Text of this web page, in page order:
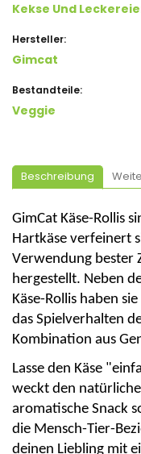
Kekse Und
Hersteller:
Gimcat
Bestandteile:
Veggie
Beschreibung
GimCat Käse-Rollis
Hartkäse verfeinert
Verwendung bester
hergestellt. Neben
Käse-Rollis haben
das Spielverhalten
Kombination aus
Lasse den Käse
weckt den
aromatische Snack
die Mensch-Tier-
deinen Liebling mit